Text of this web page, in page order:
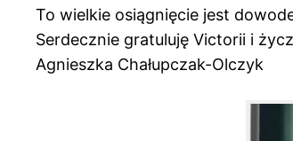
To wielkie osiągnięcie jest
Serdecznie gratuluję Victorii i
Agnieszka Chałupczak-Olczyk